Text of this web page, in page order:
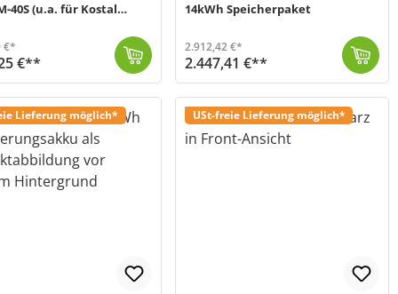
(u.a. für Kostal
€*
€**
14kWh Speicherpaket
2.912,42 €*
2.447,41 €**
Lieferung möglich* USt-freie Lieferung möglich*